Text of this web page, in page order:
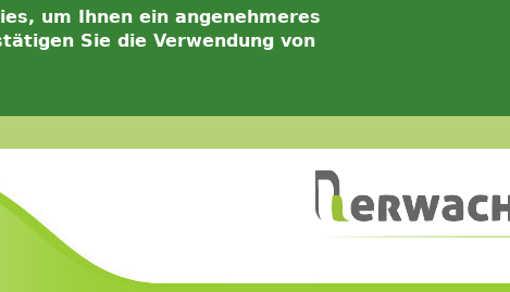
um Ihnen ein angenehmeres
Sie die Verwendung von